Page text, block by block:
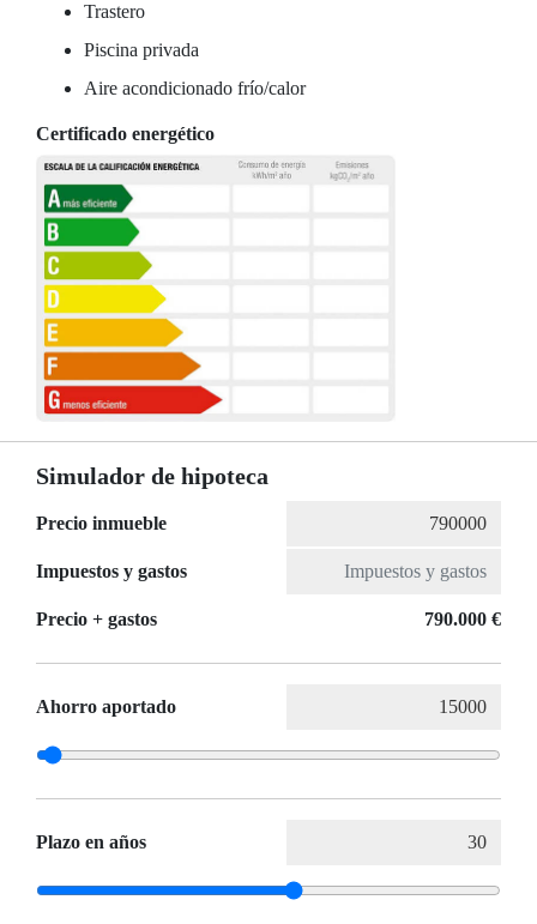
Trastero
Piscina privada
Aire acondicionado frío/calor
Certificado energético
Simulador de hipoteca
Precio inmueble
Impuestos y gastos
Precio + gastos 790.000 €
Ahorro aportado
Plazo en años